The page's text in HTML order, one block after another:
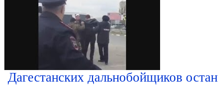
Дагестанских дальнобойщиков